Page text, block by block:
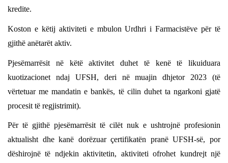
kredite.
Koston e këtij aktiviteti e mbulon Urdhri i Farmacistëve për të
gjithë anëtarët aktiv.
Pjesëmarrësit në këtë aktivitet duhet të kenë të likuiduara
kuotizacionet ndaj UFSH, deri në muajin dhjetor 2023 (të
vërtetuar me mandatin e bankës, të cilin duhet ta ngarkoni gjatë
procesit të regjistrimit).
Për të gjithë pjesëmarrësit të cilët nuk e ushtrojnë profesionin
aktualisht dhe kanë dorëzuar çertifikatën pranë UFSH-së, por
dëshirojnë të ndjekin aktivitetin, aktiviteti ofrohet kundrejt një